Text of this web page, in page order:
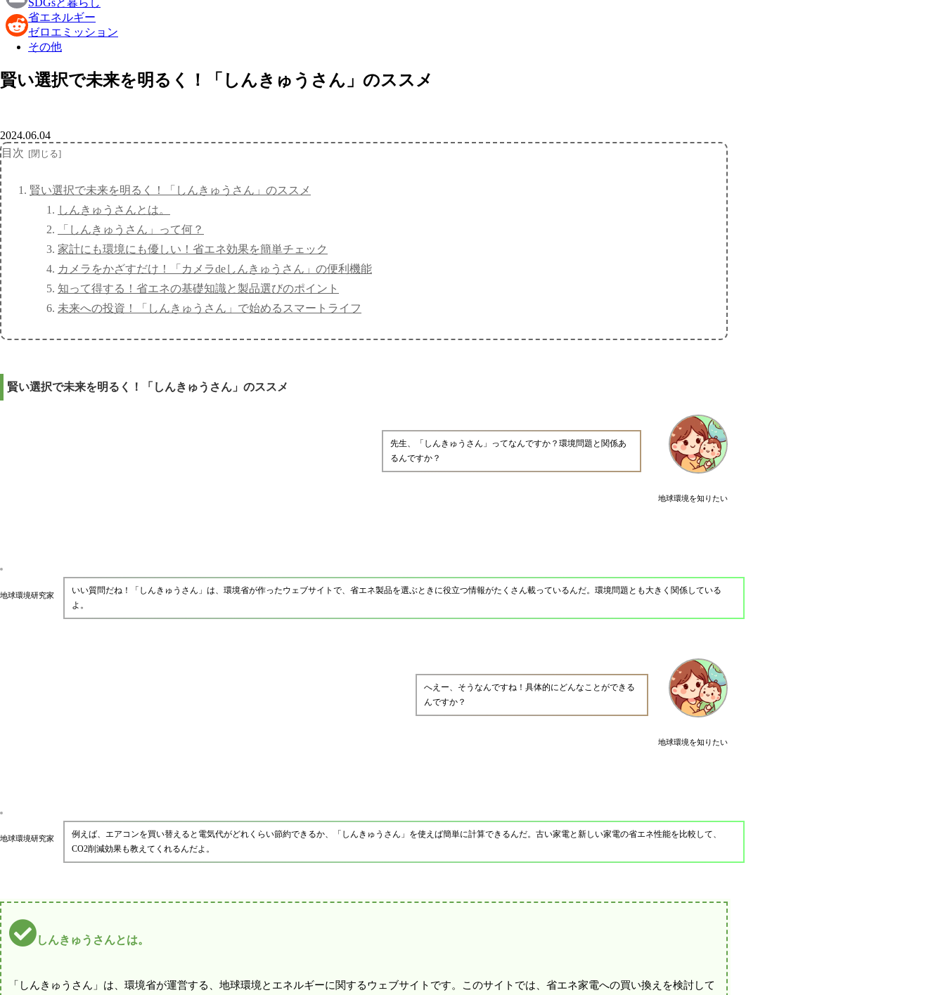
SDGsと暮らし
省エネルギー
ゼロエミッション
その他
賢い選択で未来を明るく！「しんきゅうさん」のススメ
2024.06.04
目次
賢い選択で未来を明るく！「しんきゅうさん」のススメ
しんきゅうさんとは。
「しんきゅうさん」って何？
家計にも環境にも優しい！省エネ効果を簡単チェック
カメラをかざすだけ！「カメラdeしんきゅうさん」の便利機能
知って得する！省エネの基礎知識と製品選びのポイント
未来への投資！「しんきゅうさん」で始めるスマートライフ
賢い選択で未来を明るく！「しんきゅうさん」のススメ
地球環境を知りたい
先生、「しんきゅうさん」ってなんですか？環境問題と関係あ
るんですか？
地球環境研究家
いい質問だね！「しんきゅうさん」は、環境省が作ったウェブサイトで、省エネ製品を選ぶときに役立つ情報がたくさん載っているんだ。環境問題とも大きく関係している
よ。
地球環境を知りたい
へえー、そうなんですね！具体的にどんなことができる
んですか？
地球環境研究家
例えば、エアコンを買い替えると電気代がどれくらい節約できるか、「しんきゅうさん」を使えば簡単に計算できるんだ。古い家電と新しい家電の省エネ性能を比較して、
CO2削減効果も教えてくれるんだよ。
しんきゅうさんとは。
「しんきゅうさん」は、環境省が運営する、地球環境とエネルギーに関するウェブサイトです。このサイトでは、省エネ家電への買い換えを検討して
Email
Reddit